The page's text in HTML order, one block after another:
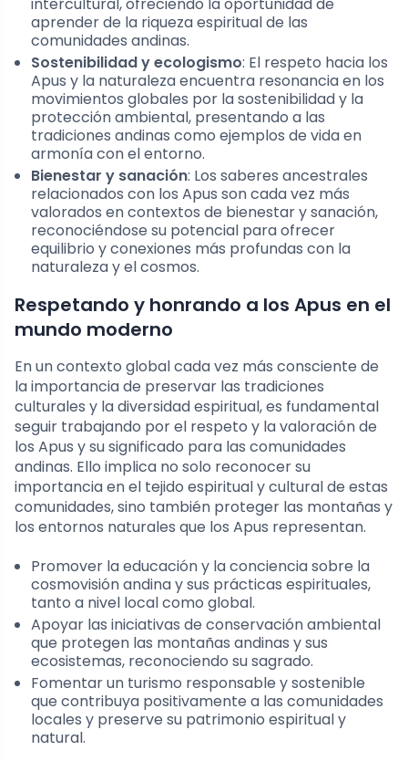
aprender de la riqueza espiritual de las
comunidades andinas.
Sostenibilidad y ecologismo: El respeto hacia los
Apus y la naturaleza encuentra resonancia en los
movimientos globales por la sostenibilidad y la
protección ambiental, presentando a las
tradiciones andinas como ejemplos de vida en
armonía con el entorno.
Bienestar y sanación: Los saberes ancestrales
relacionados con los Apus son cada vez más
valorados en contextos de bienestar y sanación,
reconociéndose su potencial para ofrecer
equilibrio y conexiones más profundas con la
naturaleza y el cosmos.
Respetando y honrando a los Apus en el
mundo moderno
En un contexto global cada vez más consciente de
la importancia de preservar las tradiciones
culturales y la diversidad espiritual, es fundamental
seguir trabajando por el respeto y la valoración de
los Apus y su significado para las comunidades
andinas. Ello implica no solo reconocer su
importancia en el tejido espiritual y cultural de estas
comunidades, sino también proteger las montañas y
los entornos naturales que los Apus representan.
Promover la educación y la conciencia sobre la
cosmovisión andina y sus prácticas espirituales,
tanto a nivel local como global.
Apoyar las iniciativas de conservación ambiental
que protegen las montañas andinas y sus
ecosistemas, reconociendo su sagrado.
Fomentar un turismo responsable y sostenible
que contribuya positivamente a las comunidades
locales y preserve su patrimonio espiritual y
natural.